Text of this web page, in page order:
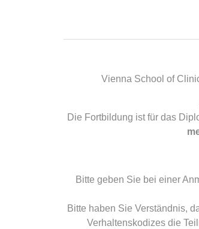
Vienna School of
Die Fortbildung ist für das
Bitte geben Sie bei einer
Bitte haben Sie Verständnis,
Verhaltenskodizes die